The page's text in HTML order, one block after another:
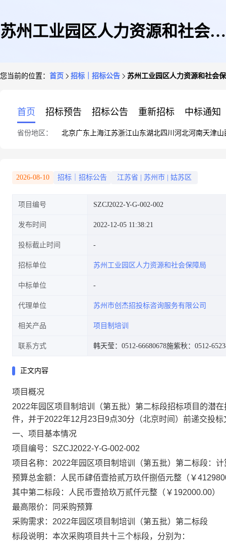
苏州工业园区人力资源和社会保
告
您当前的位置： 首页 招标｜招标公告 苏州工业园区人力资源和社会
首页 招标预告 招标公告 重新招标 中标通知
省份地区： 北京广东 上海江苏浙江山东湖北四川 河北河南天津山
2026-08-10 招标｜招标公告 江苏省 苏州市 姑苏区
项目编号 SZCJ2022-Y-G-002-002
发布时间 2022-12-05 11:38:21
投标截止时间
招标单位 苏州工业园区人力资源和社会保障局
中标单位
代理单位 苏州市创杰招投标咨询服务有限公司
相关产品 项目制培训
联系方式 韩天莹：0512-66680678施紫秋：0512-
正文内容
项目概况
2022年园区项目制培训（第五批）第二标段招标项目的潜
件，并于2022年12月23日9点30分 （北京时间）前递交投标
一、项目基本情况
项目编号：SZCJ2022-Y-G-002-002
项目名称：2022年园区项目制培训（第五批）第二标段：
预算总金额：人民币肆佰壹拾贰万玖仟捌佰元整（￥
其中第二标段：人民币壹拾玖万贰仟元整（￥192000.00）
最高限价：同采购预算
采购需求：2022年园区项目制培训（第五批）第二标段
标段说明：本次采购项目共十三个标段，分别为：